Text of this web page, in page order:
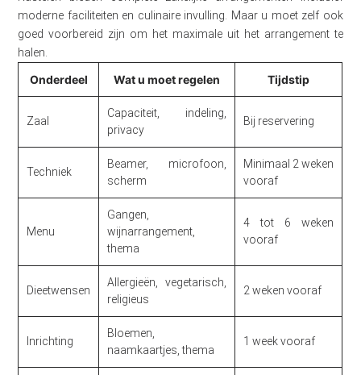
moderne faciliteiten en culinaire invulling. Maar u moet zelf ook
goed voorbereid zijn om het maximale uit het arrangement te
halen.
Onderdeel Wat u moet regelen Tijdstip
Zaal
Capaciteit, indeling,
privacy
Bij reservering
Techniek
Beamer, microfoon,
scherm
Minimaal 2 weken
vooraf
Menu
Gangen,
wijnarrangement,
thema
4 tot 6 weken
vooraf
Dieetwensen
Allergieën, vegetarisch,
religieus
2 weken vooraf
Inrichting
Bloemen,
naamkaartjes, thema
1 week vooraf